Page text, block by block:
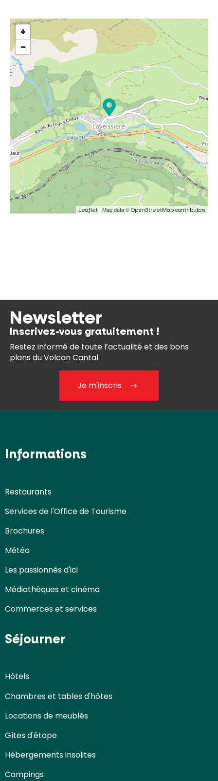
+
−
Leaflet | Map data © OpenStreetMap contributors
Newsletter
Inscrivez-vous gratuitement !
Restez informé de toute l’actualité et des bons
plans du Volcan Cantal.
Je m'inscris
Informations
Restaurants
Services de l'Office de Tourisme
Brochures
Météo
Les passionnés d'ici
Médiathèques et cinéma
Commerces et services
Séjourner
Hôtels
Chambres et tables d'hôtes
Locations de meublés
Gîtes d'étape
Hébergements insolites
Campings